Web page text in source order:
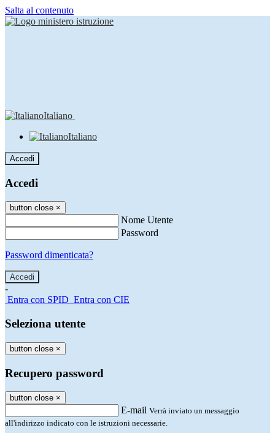
Salta al contenuto
Italiano
Italiano
Accedi
Accedi
button close ×
Nome Utente
Password
Password dimenticata?
-
Entra con SPID Entra con CIE
Seleziona utente
button close ×
Recupero password
button close ×
E-mail Verrà inviato un messaggio
all'indirizzo indicato con le istruzioni necessarie.